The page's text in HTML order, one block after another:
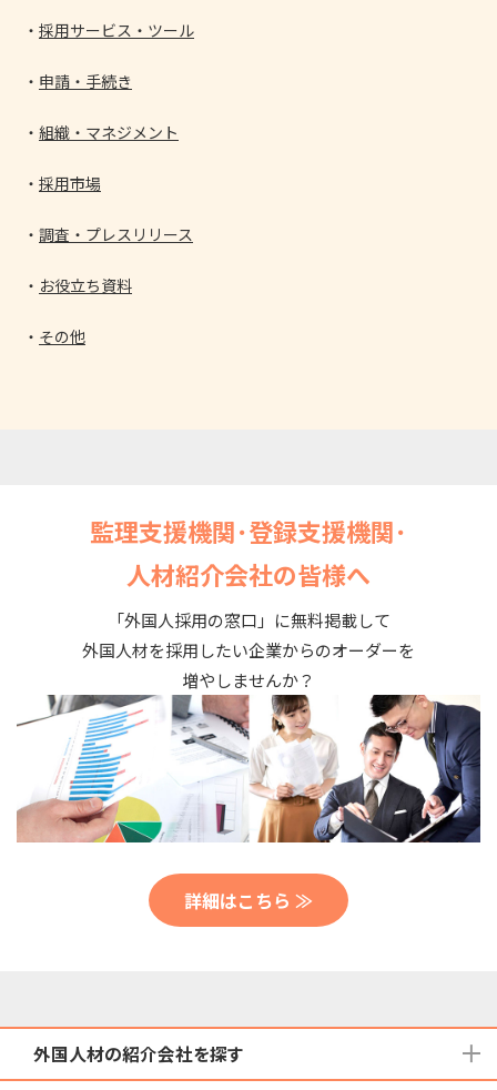
採用サービス・ツール
申請・手続き
組織・マネジメント
採用市場
調査・プレスリリース
お役立ち資料
その他
監理支援機関･登録支援機関･
人材紹介会社の皆様へ
「外国人採用の窓口」に無料掲載して
外国人材を採用したい企業からのオーダーを
増やしませんか？
詳細はこちら ≫
外国人材の紹介会社を探す